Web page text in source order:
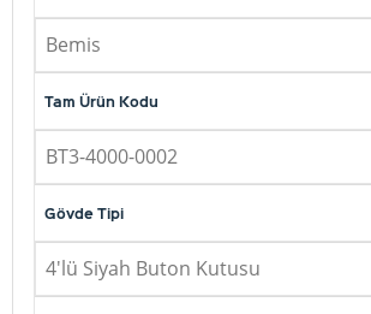
Bemis
Tam Ürün Kodu
BT3-4000-0002
Gövde Tipi
4'lü Siyah Buton Kutusu